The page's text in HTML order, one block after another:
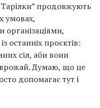
продовжують
умовах,
останніх проєктів:
сіл, аби вони
врожай. Думаю, що це
допомагає тут і